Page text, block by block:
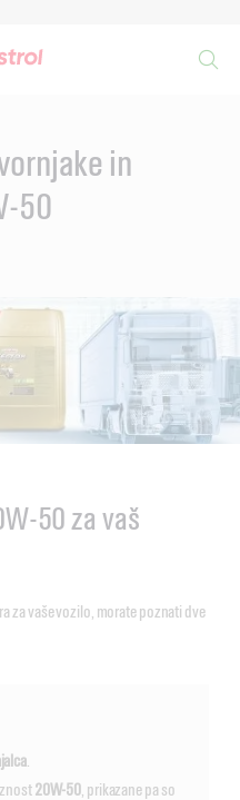
in
50
50 za vaš
za vaše vozilo, morate poznati dve
20W-50 , prikazane pa so